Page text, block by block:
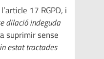
17 RGPD, i
dilació indeguda
suprimir sense
estat tractades